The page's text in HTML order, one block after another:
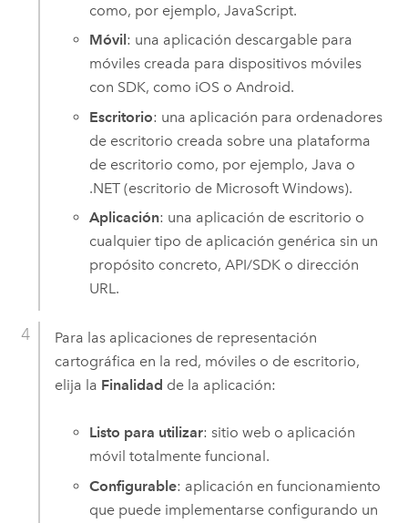
como, por ejemplo, JavaScript.
Móvil : una aplicación descargable para
móviles creada para dispositivos móviles
con SDK, como iOS oAndroid.
Escritorio: una aplicación para ordenadores
de escritorio creada sobre una plataforma
de escritorio como, por ejemplo, Java o
.NET (escritorio de Microsoft Windows).
Aplicación: una aplicación de escritorio o
cualquier tipo de aplicación genérica sin un
propósito concreto, API/SDK o dirección
URL.
Para las aplicaciones de representación
cartográfica en la red, móviles o de escritorio,
elija la Finalidad de la aplicación:
Listo para utilizar: sitio web o aplicación
móvil totalmente funcional.
Configurable: aplicación en funcionamiento
que puede implementarse configurando un